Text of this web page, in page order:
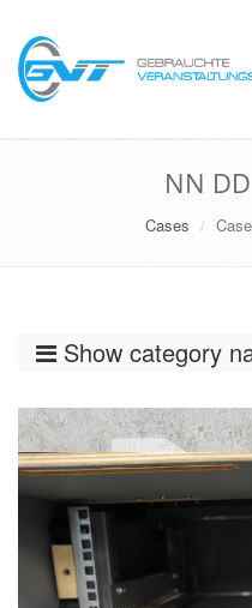
NN
Cases
Show category